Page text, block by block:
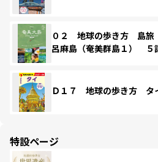
０２ 地球の歩き方 島
呂麻島（奄美群島１） ５
Ｄ１７ 地球の歩き方 タ
特設ページ